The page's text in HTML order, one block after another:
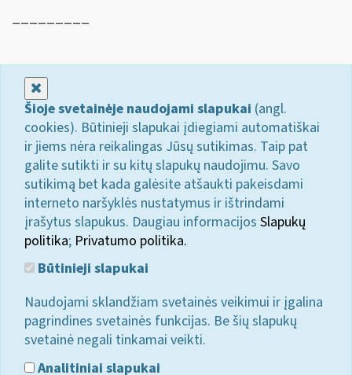
Šioje svetainėje naudojami slapukai (angl.
cookies). Būtinieji slapukai įdiegiami automatiškai
ir jiems nėra reikalingas Jūsų sutikimas. Taip pat
galite sutikti ir su kitų slapukų naudojimu. Savo
sutikimą bet kada galėsite atšaukti pakeisdami
interneto naršyklės nustatymus ir ištrindami
įrašytus slapukus. Daugiau informacijos Slapukų
politika; Privatumo politika.
Būtinieji slapukai
Naudojami sklandžiam svetainės veikimui ir įgalina
pagrindines svetainės funkcijas. Be šių slapukų
svetainė negali tinkamai veikti.
Analitiniai slapukai